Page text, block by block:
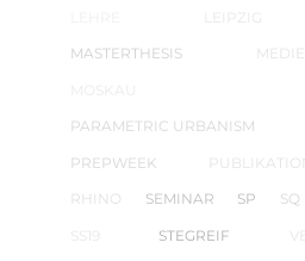
LEIPZIG
MASTERTHESIS
PARAMETRIC URBANISM
PREPWEEK
RHINO SEMINAR SP SQ
SS19 STEGREIF